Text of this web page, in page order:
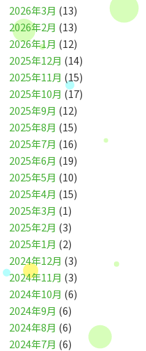
2026年3月 (13)
2026年2月 (13)
2026年1月 (12)
2025年12月 (14)
2025年11月 (15)
2025年10月 (17)
2025年9月 (12)
2025年8月 (15)
2025年7月 (16)
2025年6月 (19)
2025年5月 (10)
2025年4月 (15)
2025年3月 (1)
2025年2月 (3)
2025年1月 (2)
2024年12月 (3)
2024年11月 (3)
2024年10月 (6)
2024年9月 (6)
2024年8月 (6)
2024年7月 (6)